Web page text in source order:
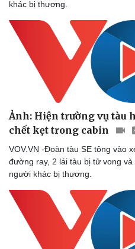
khác bị thương.
Ảnh: Hiện trường vụ tàu
chết kẹt trong cabin
VOV.VN -Đoàn tàu SE tông vào
đường ray, 2 lái tàu bị tử vong
người khác bị thương.